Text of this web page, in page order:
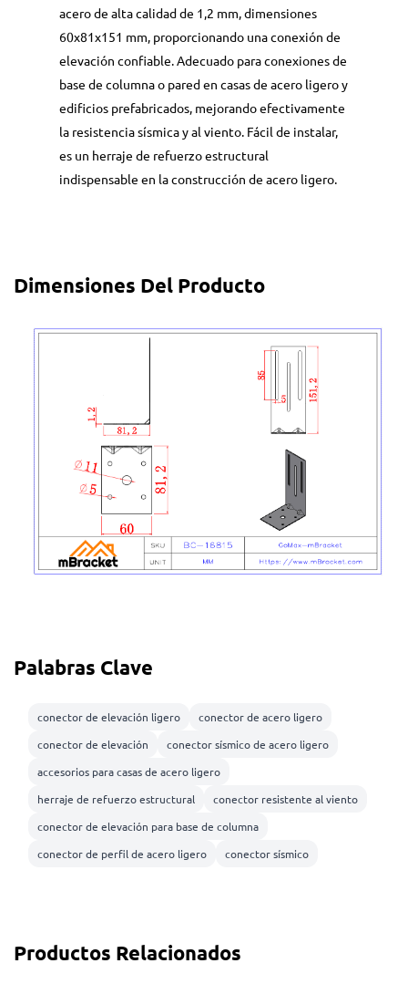
acero de alta calidad de 1,2 mm, dimensiones
60x81x151 mm, proporcionando una conexión de
elevación confiable. Adecuado para conexiones de
base de columna o pared en casas de acero ligero y
edificios prefabricados, mejorando efectivamente
la resistencia sísmica y al viento. Fácil de instalar,
es un herraje de refuerzo estructural
indispensable en la construcción de acero ligero.
Dimensiones Del Producto
Palabras Clave
conector de elevación ligero
conector de acero ligero
conector de elevación
conector sísmico de acero ligero
accesorios para casas de acero ligero
herraje de refuerzo estructural
conector resistente al viento
conector de elevación para base de columna
conector de perfil de acero ligero
conector sísmico
Productos Relacionados